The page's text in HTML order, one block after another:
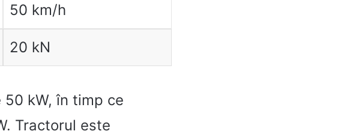
50 km/h
20 kN
50 kW, în timp ce
Tractorul este